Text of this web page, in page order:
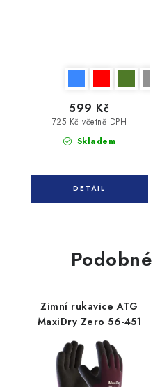
Skladem
725 Kč včetně DPH
599 Kč
Zimní rukavice ATG
MaxiDry Zero 56-451